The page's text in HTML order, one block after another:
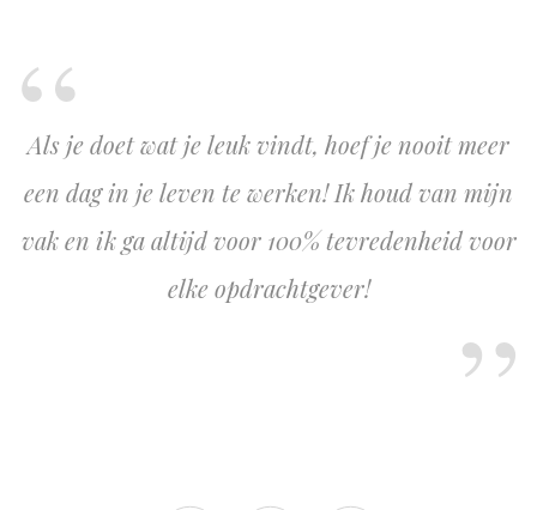
Als je doet wat je leuk vindt, hoef je nooit meer
een dag in je leven te werken! Ik houd van mijn
vak en ik ga altijd voor 100% tevredenheid voor
elke opdrachtgever!